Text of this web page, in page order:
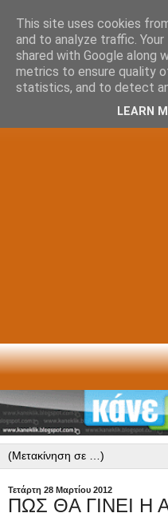
Τετάρτη 28 Μαρτίου 2012
ΠΩΣ ΘΑ ΓΙΝΕΙ Η
This site uses cookies
and to analyze traffic.
shared with Google along
metrics to ensure quality
statistics, and to detect
LEARN